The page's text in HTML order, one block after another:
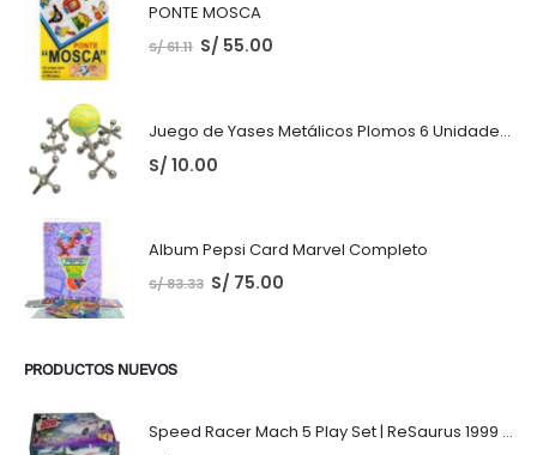
PONTE MOSCA
S/61.11 S/ 55.00
Juego de Yases Metálicos Plomos 6 Unidades + Pelota de Goma (En Bolsita Lista para Regalar)
S/ 10.00
Album Pepsi Card Marvel Completo
S/83.33 S/ 75.00
PRODUCTOS NUEVOS
Speed Racer Mach 5 Play Set | ReSaurus 1999 | Meteoro